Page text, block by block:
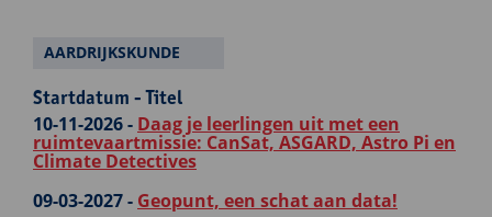
AARDRIJKSKUNDE
Startdatum - Titel
10-11-2026 - Daag je leerlingen uit met een
ruimtevaartmissie: CanSat, ASGARD, Astro Pi en
Climate Detectives
09-03-2027 - Geopunt, een schat aan data!